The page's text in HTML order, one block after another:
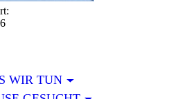
WIR TUN